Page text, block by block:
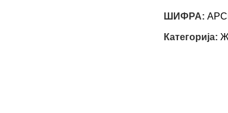
ШИФРА:
Категорија: